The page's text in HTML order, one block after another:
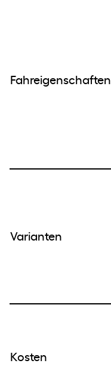
Fahreigenschaften
Varianten
Kosten